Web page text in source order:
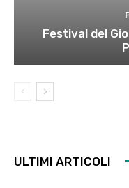
Festival del
ULTIMI ARTICOLI